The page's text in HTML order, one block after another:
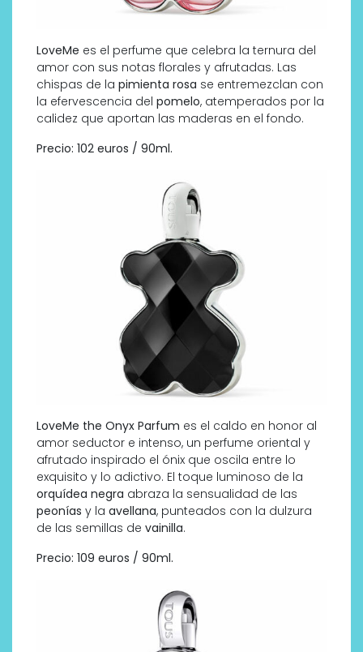
LoveMe es el perfume que celebra la ternura del
amor con sus notas florales y afrutadas. Las
chispas de la pimienta rosa se entremezclan con
la efervescencia del pomelo, atemperados por la
calidez que aportan las maderas en el fondo.
Precio: 102 euros / 90ml.
LoveMe the Onyx Parfum es el caldo en honor al
amor seductor e intenso, un perfume oriental y
afrutado inspirado el ónix que oscila entre lo
exquisito y lo adictivo. El toque luminoso de la
orquídea negra abraza la sensualidad de las
peonías y la avellana, punteados con la dulzura
de las semillas de vainilla.
Precio: 109 euros / 90ml.